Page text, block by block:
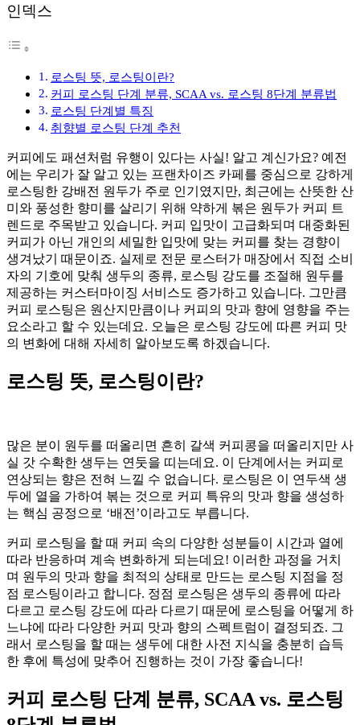
인덱스
로스팅 뜻, 로스팅이란?
커피 로스팅 단계 분류, SCAA vs. 로스팅 8단계 분류법
로스팅 단계별 특징
취향별 로스팅 단계 추천
커피에도 패션처럼 유행이 있다는 사실! 알고 계신가요? 예전
에는 우리가 잘 알고 있는 프랜차이즈 카페를 중심으로 강하게
로스팅한 강배전 원두가 주로 인기였지만, 최근에는 산뜻한 산
미와 풍성한 향미를 살리기 위해 약하게 볶은 원두가 커피 트
렌드로 주목받고 있습니다. 커피 입맛이 고급화되며 대중화된
커피가 아닌 개인의 세밀한 입맛에 맞는 커피를 찾는 경향이
생겨났기 때문이죠. 실제로 전문 로스터가 매장에서 직접 소비
자의 기호에 맞춰 생두의 종류, 로스팅 강도를 조절해 원두를
제공하는 커스터마이징 서비스도 증가하고 있습니다. 그만큼
커피 로스팅은 원산지만큼이나 커피의 맛과 향에 영향을 주는
요소라고 할 수 있는데요. 오늘은 로스팅 강도에 따른 커피 맛
의 변화에 대해 자세히 알아보도록 하겠습니다.
로스팅 뜻, 로스팅이란?
많은 분이 원두를 떠올리면 흔히 갈색 커피콩을 떠올리지만 사
실 갓 수확한 생두는 연둣을 띠는데요. 이 단계에서는 커피로
연상되는 향은 전혀 느낄 수 없습니다. 로스팅은 이 연두색 생
두에 열을 가하여 볶는 것으로 커피 특유의 맛과 향을 생성하
는 핵심 공정으로 ‘배전’이라고도 부릅니다.
커피 로스팅을 할 때 커피 속의 다양한 성분들이 시간과 열에
따라 반응하며 계속 변화하게 되는데요! 이러한 과정을 거치
며 원두의 맛과 향을 최적의 상태로 만드는 로스팅 지점을 정
점 로스팅이라고 합니다. 정점 로스팅은 생두의 종류에 따라
다르고 로스팅 강도에 따라 다르기 때문에 로스팅을 어떻게 하
느냐에 따라 다양한 커피 맛과 향의 스펙트럼이 결정되죠. 그
래서 로스팅을 할 때는 생두에 대한 사전 지식을 충분히 습득
한 후에 특성에 맞추어 진행하는 것이 가장 좋습니다!
커피 로스팅 단계 분류, SCAA vs. 로스팅